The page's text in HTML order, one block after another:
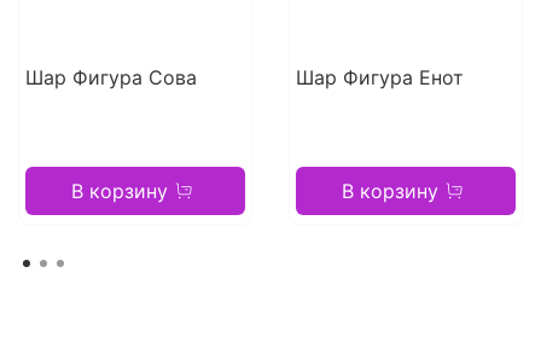
Шар Фигура Сова
В корзину
Шар Фигура Енот
В корзину